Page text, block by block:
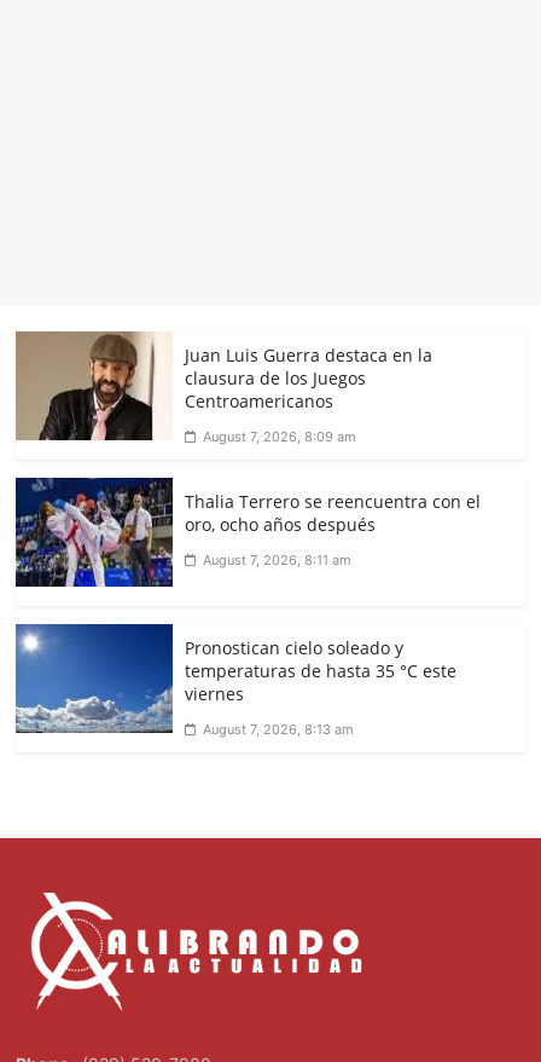
Juan Luis Guerra destaca en la
clausura de los Juegos
Centroamericanos
August 7, 2026, 8:09 am
Thalia Terrero se reencuentra con el
oro, ocho años después
August 7, 2026, 8:11 am
Pronostican cielo soleado y
temperaturas de hasta 35 °C este
viernes
August 7, 2026, 8:13 am